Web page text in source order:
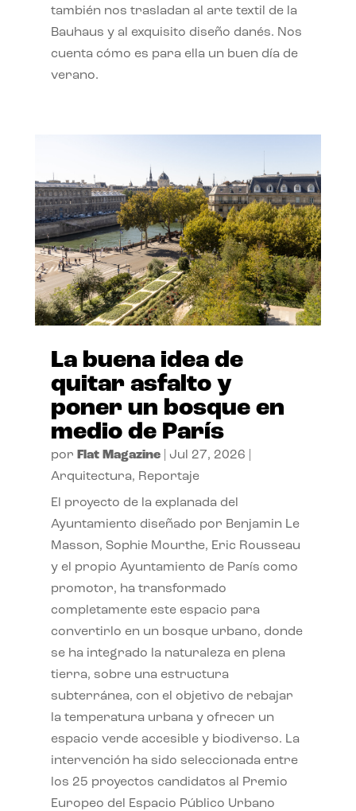
también nos trasladan al arte textil de la
Bauhaus y al exquisito diseño danés. Nos
cuenta cómo es para ella un buen día de
verano.
La buena idea de
quitar asfalto y
poner un bosque en
medio de París
por Flat Magazine| Jul 27, 2026
Arquitectura, Reportaje
El proyecto de la explanada del
Ayuntamiento diseñado por Benjamin Le
Masson, Sophie Mourthe, Eric Rousseau
y el propio Ayuntamiento de París como
promotor, ha transformado
completamente este espacio para
convertirlo en un bosque urbano, donde
se ha integrado la naturaleza en plena
tierra, sobre una estructura
subterránea, con el objetivo de rebajar
la temperatura urbana y ofrecer un
espacio verde accesible y biodiverso. La
intervención ha sido seleccionada entre
los 25 proyectos candidatos al Premio
Europeo del Espacio Público Urbano